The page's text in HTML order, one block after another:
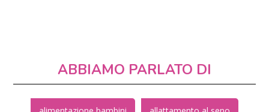
ABBIAMO PARLATO DI